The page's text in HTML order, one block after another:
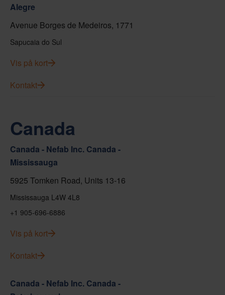
Alegre
Avenue Borges de Medeiros, 1771
Sapucaia do Sul
Vis på kort
Kontakt
Canada
Canada - Nefab Inc. Canada -
Mississauga
5925 Tomken Road, Units 13-16
Mississauga L4W 4L8
+1 905-696-6886
Vis på kort
Kontakt
Canada - Nefab Inc. Canada -